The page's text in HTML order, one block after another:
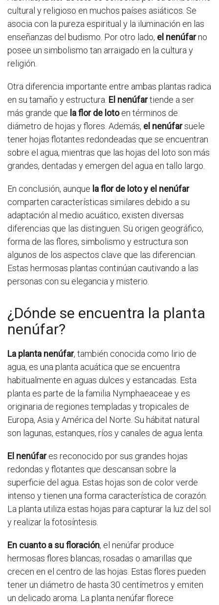
cultural y religioso en muchos países asiáticos. Se
asocia con la pureza espiritual y la iluminación en las
enseñanzas del budismo. Por otro lado, el nenúfarno
posee un simbolismo tan arraigado en la cultura y
religión.
Otra diferencia importante entre ambas plantas radica
en su tamaño y estructura. El nenúfartiende a ser
más grande que la flor de lotoen términos de
diámetro de hojas y flores. Además, el nenúfarsuele
tener hojas flotantes redondeadas que se encuentran
sobre el agua, mientras que las hojas del loto son más
grandes, dentadas y emergen del agua en tallo largo.
En conclusión, aunque la flor de loto y el nenúfar
comparten características similares debido a su
adaptación al medio acuático, existen diversas
diferencias que las distinguen. Su origen geográfico,
forma de las flores, simbolismo y estructura son
algunos de los aspectos clave que las diferencian.
Estas hermosas plantas continúan cautivando a las
personas con su elegancia y misterio.
¿Dónde se encuentra la planta
nenúfar?
La planta nenúfar, también conocida como lirio de
agua, es una planta acuática que se encuentra
habitualmente en aguas dulces y estancadas. Esta
planta es parte de la familia Nymphaeaceae y es
originaria de regiones templadas y tropicales de
Europa, Asia y América del Norte. Su hábitat natural
son lagunas, estanques, ríos y canales de agua lenta.
El nenúfares reconocido por sus grandes hojas
redondas y flotantes que descansan sobre la
superficie del agua. Estas hojas son de color verde
intenso y tienen una forma característica de corazón.
La planta utiliza estas hojas para capturar la luz del sol
y realizar la fotosíntesis.
En cuanto a su floración, el nenúfar produce
hermosas flores blancas, rosadas o amarillas que
crecen en el centro de las hojas. Estas flores pueden
tener un diámetro de hasta 30 centímetros y emiten
un delicado aroma. La planta nenúfar florece